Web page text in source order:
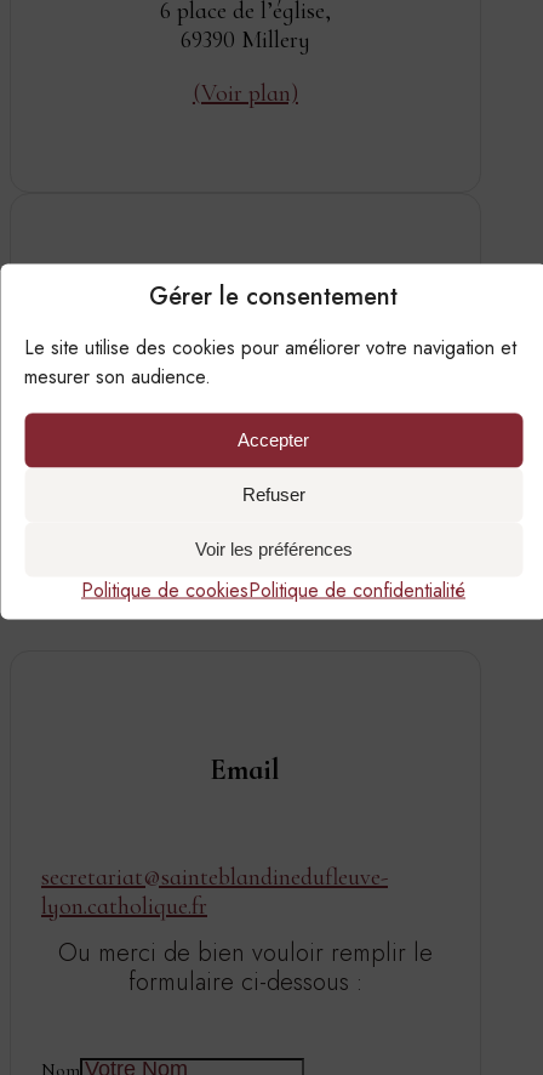
Gérer le consentement
Le site utilise des cookies pour améliorer votre navigation et
mesurer son audience.
Accepter
Refuser
Voir les préférences
Politique de cookiesPolitique de confidentialité
6 place de l’église,
69390 Millery
(Voir plan)
04 78 46 18 19
En dehors des horaires, vous pouvez nous
laisser un message vocal.
Email
secretariat@sainteblandinedufleuve-
lyon.catholique.fr
Ou merci de bien vouloir remplir le
formulaire ci-dessous :